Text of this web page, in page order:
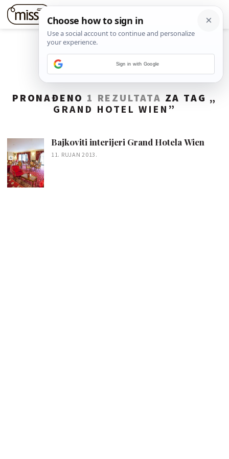
PRONAĐENO 1 REZULTATA ZA TAG „
GRAND HOTEL WIEN ”
Bajkoviti interijeri Grand Hotela Wien
11. RUJAN 2013.
Sign in with Google